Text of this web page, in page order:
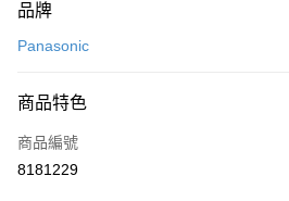
信用卡一次付款
3 期 0 利率 每期
合作金庫商業銀行
上海商業儲蓄銀行
合作金庫商業銀行
即享券
品牌
Panasonic
商品特色
商品編號
8181229